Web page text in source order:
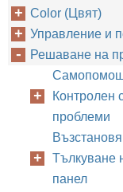
Color (Цвят)
Управление и
Решаване на
Контролен
проблеми
Тълкуване
панел